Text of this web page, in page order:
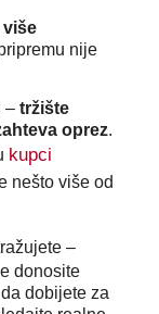
više
nije
– tržište
oprez.
kupci
nešto više od
–
donosite
dobijete za